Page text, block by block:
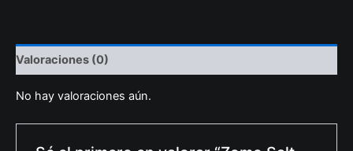
Valoraciones (0)
No hay valoraciones aún.